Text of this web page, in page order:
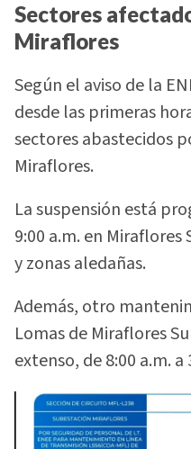
Sectores
Miraflores
Según el aviso de la
desde las primeras
sectores abastecidos
Miraflores.
La suspensión está
9:00 a.m. en
y zonas aledañas.
Además, otro
Lomas de Miraflores
extenso, de 8:00 a.m. a